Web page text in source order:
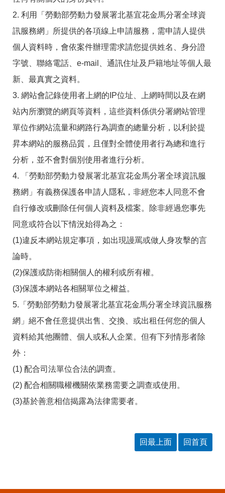
2. 利用「勞動部勞動力發展署北基宜花金馬分署全球資
訊服務網」所提供的各項線上申請服務，需申請人提供
個人資料時，會依案件辦理需求請您提供姓名、身分證
字號、聯絡電話、e-mail、通訊住址及戶籍地址等個人最
新、最真實之資料。
3. 網站會記錄使用者上網的IP位址、上網時間以及在網
站內所瀏覽的網頁等資料，這些資料係供分署網站管理
單位作網站流量和網路行為調查的總量分析，以利於提
昇本網站的服務品質，且僅對全體使用者行為總和進行
分析，並不會對個別使用者進行分析。
4. 「勞動部勞動力發展署北基宜花金馬分署全球資訊服
務網」有義務保護各申請人隱私，非經您本人同意不會
自行修改或刪除任何個人資料及檔案。除非經過您事先
同意或符合以下情況始得為之：
(1)違反本網站規定事項，如出現謾罵或做人身攻擊的言
論時。
(2)保護或防衛相關個人的權利或所有權。
(3)保護本網站各相關單位之權益。
5.「勞動部勞動力發展署北基宜花金馬分署全球資訊服務
網」絕不會任意提供出售、交換、或出租任何您的個人
資料給其他團體、個人或私人企業。但有下列情形者除
外：
(1) 配合司法單位合法的調查。
(2) 配合相關職權機關依業務需要之調查或使用。
(3)基於善意相信揭露為法律需要者。
回最上面 回首頁